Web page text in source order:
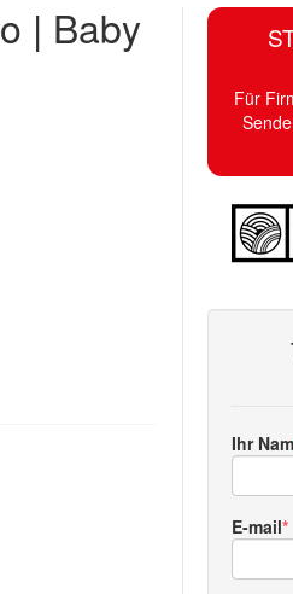
| Baby
Für
Ihr
E-mail